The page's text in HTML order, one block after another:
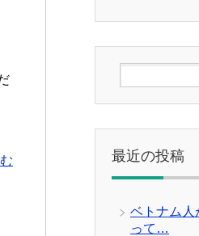
最近の投稿
ベトナム人
って…